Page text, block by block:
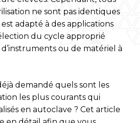
ne sont pas identiques
adapté à des applications
du cycle approprié
ou de matériel à
demandé quels sont les
les plus courants qui
en autoclave ? Cet article